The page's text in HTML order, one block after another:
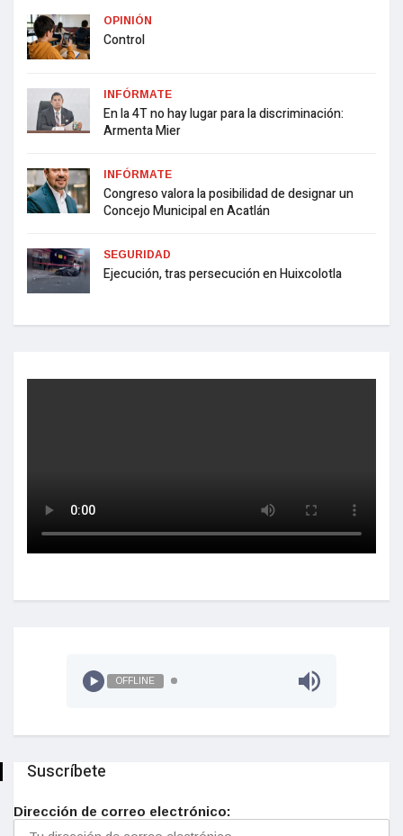
OPINIÓN
Control
INFÓRMATE
En la 4T no hay lugar para la discriminación:
Armenta Mier
INFÓRMATE
Congreso valora la posibilidad de designar un
Concejo Municipal en Acatlán
SEGURIDAD
Ejecución, tras persecución en Huixcolotla
OFFLINE
Suscríbete
Dirección de correo electrónico: